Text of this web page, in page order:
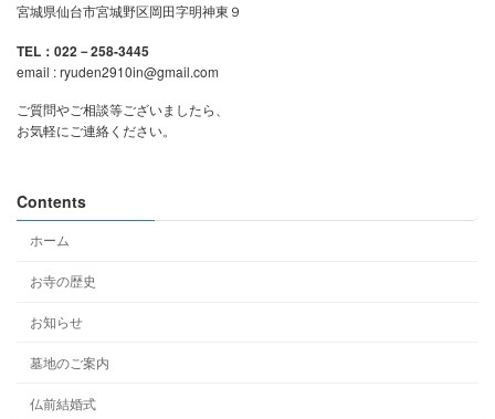
宮城県仙台市宮城野区岡田字明神東９
TEL：022－258-3445
email : ryuden2910in@gmail.com
ご質問やご相談等ございましたら、
お気軽にご連絡ください。
Contents
ホーム
お寺の歴史
お知らせ
墓地のご案内
仏前結婚式